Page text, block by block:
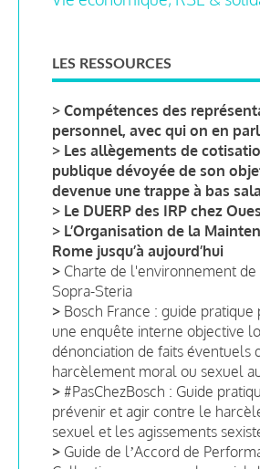
LES RESSOURCES
> Compétences des
personnel, avec qui on en
> Les allègements de
publique dévoyée de son
devenue une trappe à bas
> Le DUERP des IRP chez
> L’Organisation de la
Rome jusqu’à aujourd’hui
> Charte de l'environnement de
Sopra-Steria
> Bosch France : guide
une enquête interne objective
dénonciation de faits éventuels
harcèlement moral ou sexuel
> #PasChezBosch : Guide
prévenir et agir contre le
sexuel et les agissements
> Guide de lʼAccord de